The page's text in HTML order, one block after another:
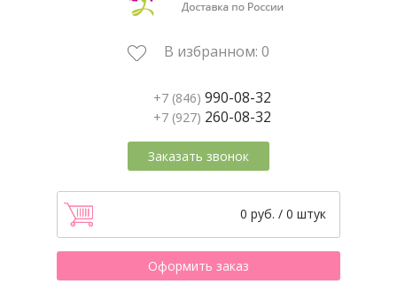
В избранном: 0
+7 (846) 990-08-32
+7 (927) 260-08-32
Заказать звонок
0 руб. / 0 штук
Оформить заказ